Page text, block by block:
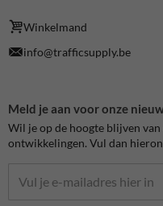
Winkelmand
info@trafficsupply.be
Meld je aan voor onze
Wil je op de hoogte blijven
ontwikkelingen. Vul dan